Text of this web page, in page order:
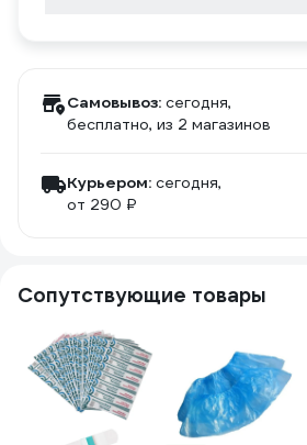
Самовывоз: сегодня,
бесплатно, из 2 магазинов
Курьером: сегодня,
от 290 ₽
Сопутствующие товары